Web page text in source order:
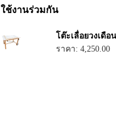
ใช้งานร่วมกัน
โต๊ะเลื่อยวงเดื
ราคา: 4,250.00